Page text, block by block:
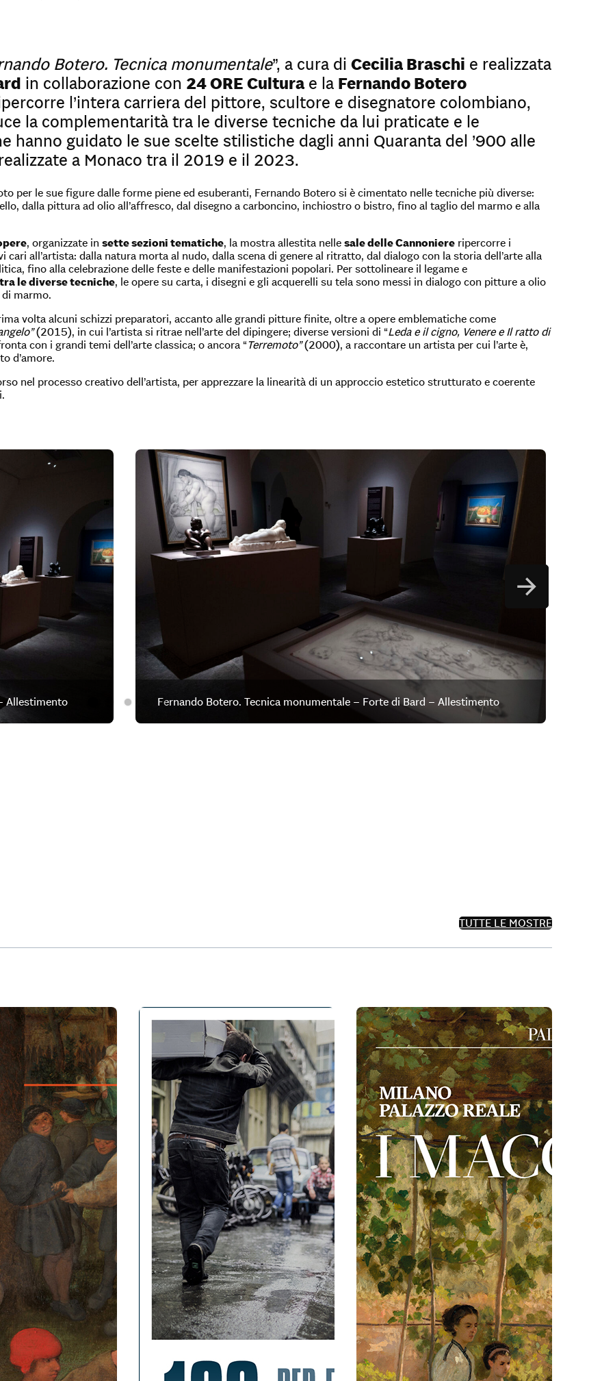
Botero. Tecnica monumentale”, a cura di Cecilia Braschi e realizzata
in collaborazione con 24 ORE Cultura e la Fernando Botero
l’intera carriera del pittore, scultore e disegnatore colombiano,
la complementarità tra le diverse tecniche da lui praticate e le
hanno guidato le sue scelte stilistiche dagli anni Quaranta del ’900 alle
a Monaco tra il 2019 e il 2023.
per le sue figure dalle forme piene ed esuberanti, Fernando Botero si è cimentato nelle tecniche più diverse:
dalla pittura ad olio all’affresco, dal disegno a carboncino, inchiostro o bistro, fino al taglio del marmo e alla
, organizzate in sette sezioni tematiche, la mostra allestita nelle sale delle Cannoniere ripercorre i
cari all’artista: dalla natura morta al nudo, dalla scena di genere al ritratto, dal dialogo con la storia dell’arte alla
fino alla celebrazione delle feste e delle manifestazioni popolari. Per sottolineare il legame e
le diverse tecniche, le opere su carta, i disegni e gli acquerelli su tela sono messi in dialogo con pitture a olio
marmo.
volta alcuni schizzi preparatori, accanto alle grandi pitture finite, oltre a opere emblematiche come
(2015), in cui l’artista si ritrae nell’arte del dipingere; diverse versioni di “Leda e il cigno, Venere e Il ratto di
con i grandi temi dell’arte classica; o ancora “Terremoto”(2000), a raccontare un artista per cui l’arte è,
d’amore.
nel processo creativo dell’artista, per apprezzare la linearità di un approccio estetico strutturato e coerente
Allestimento Fernando Botero. Tecnica monumentale – Forte di Bard – Allestimento
TUTTE LE MOSTRE